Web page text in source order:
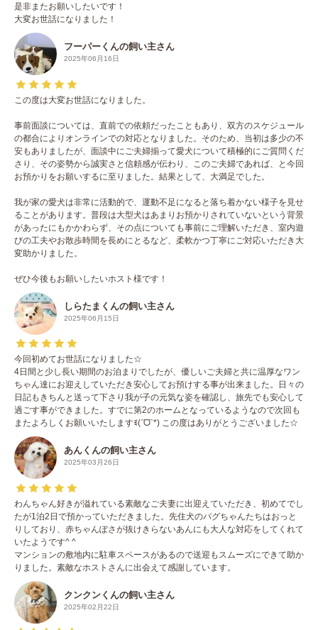
是非またお願いしたいです！
大変お世話になりました！
フーパーくんの飼い主さん
2025年06月16日
この度は大変お世話になりました。
事前面談については、直前での依頼だったこともあり、双方のスケジュール
の都合によりオンラインでの対応となりました。そのため、当初は多少の不
安もありましたが、面談中にご夫婦揃って愛犬について積極的にご質問くだ
さり、その姿勢から誠実さと信頼感が伝わり、このご夫婦であれば、と今回
お預かりをお願いするに至りました。結果として、大満足でした。
我が家の愛犬は非常に活動的で、運動不足になると落ち着かない様子を見せ
ることがあります。普段は大型犬はあまりお預かりされていないという背景
があったにもかかわらず、その点についても事前にご理解いただき、室内遊
びの工夫やお散歩時間を長めにとるなど、柔軟かつ丁寧にご対応いただき大
変助かりました。
ぜひ今後もお願いしたいホスト様です！
しらたまくんの飼い主さん
2025年06月15日
今回初めてお世話になりました☆
4日間と少し長い期間のお泊まりでしたが、優しいご夫婦と共に温厚なワン
ちゃん達にお迎えしていただき安心してお預けする事が出来ました。日々の
日記もきちんと送って下さり我が子の元気な姿を確認し、旅先でも安心して
過ごす事ができました。すでに第2のホームとなっているようなので次回も
またよろしくお願いいたしますꉂ(ˊᗜˋ*) この度はありがとうございました☆
あんくんの飼い主さん
2025年03月26日
わんちゃん好きが溢れている素敵なご夫妻に出迎えていただき、初めてでし
たが1泊2日で預かっていただきました。先住犬のパグちゃんたちはおっと
りしており、赤ちゃんぽさが抜けきらないあんにも大人な対応をしてくれて
いたようです^ ^
マンションの敷地内に駐車スペースがあるので送迎もスムーズにできて助か
りました。素敵なホストさんに出会えて感謝しています。
クンクンくんの飼い主さん
2025年02月22日